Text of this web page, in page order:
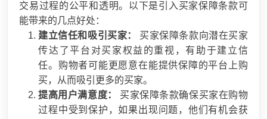
交易过程的公平和透明。以下是引入买家保障条款可
能带来的几点好处：
建立信任和吸引买家： 买家保障条款向潜在买家
传达了平台对买家权益的重视，有助于建立信
任。购物者可能更愿意在能提供保障的平台上购
买，从而吸引更多的买家。
提高用户满意度： 买家保障条款确保买家在购物
过程中受到保护，如果出现问题，他们有机会获